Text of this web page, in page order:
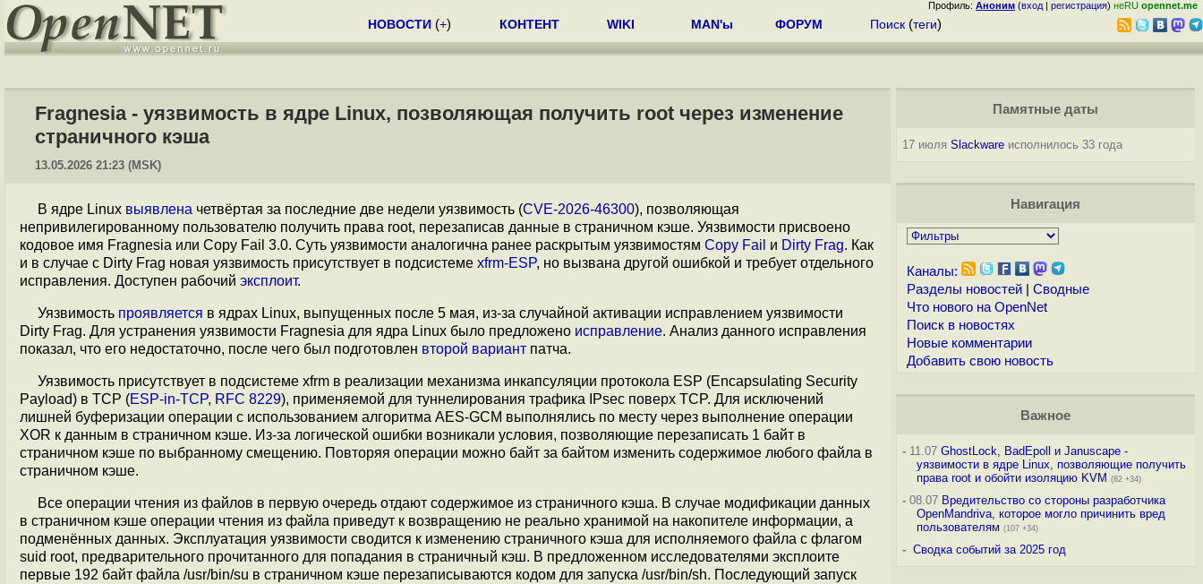
Профиль: Аноним (вход | регистрация) неRU opennet.me
НОВОСТИ (+) КОНТЕНТ WIKI MAN'ы ФОРУМ Поиск (теги)
Fragnesia - уязвимость в ядре Linux, позволяющая получить root через изменение
страничного кэша
13.05.2026 21:23 (MSK)
В ядре Linux выявлена четвёртая за последние две недели уязвимость (CVE-2026-46300), позволяющая
непривилегированному пользователю получить права root, перезаписав данные в страничном кэше. Уязвимости присвоено
кодовое имя Fragnesia или Copy Fail 3.0. Суть уязвимости аналогична ранее раскрытым уязвимостям Copy Fail и Dirty Frag. Как
и в случае с Dirty Frag новая уязвимость присутствует в подсистеме xfrm-ESP, но вызвана другой ошибкой и требует отдельного
исправления. Доступен рабочий эксплоит.
Уязвимость проявляется в ядрах Linux, выпущенных после 5 мая, из-за случайной активации исправлением уязвимости
Dirty Frag. Для устранения уязвимости Fragnesia для ядра Linux было предложено исправление. Анализ данного исправления
показал, что его недостаточно, после чего был подготовлен второй вариант патча.
Уязвимость присутствует в подсистеме xfrm в реализации механизма инкапсуляции протокола ESP (Encapsulating Security
Payload) в TCP (ESP-in-TCP, RFC 8229), применяемой для туннелирования трафика IPsec поверх TCP. Для исключений
лишней буферизации операции с использованием алгоритма AES-GCM выполнялись по месту через выполнение операции
XOR к данным в страничном кэше. Из-за логической ошибки возникали условия, позволяющие перезаписать 1 байт в
страничном кэше по выбранному смещению. Повторяя операции можно байт за байтом изменить содержимое любого файла в
страничном кэше.
Все операции чтения из файлов в первую очередь отдают содержимое из страничного кэша. В случае модификации данных
в страничном кэше операции чтения из файла приведут к возвращению не реально хранимой на накопителе информации, а
подменённых данных. Эксплуатация уязвимости сводится к изменению страничного кэша для исполняемого файла с флагом
suid root, предварительного прочитанного для попадания в страничный кэш. В предложенном исследователями эксплоите
первые 192 байт файла /usr/bin/su в страничном кэше перезаписываются кодом для запуска /usr/bin/sh. Последующий запуск
Памятные даты
17 июля Slackwareисполнилось 33 года
Навигация
Каналы:
Разделы новостей| Сводные
Что нового на OpenNet
Поиск в новостях
Новые комментарии
Добавить свою новость
Важное
-11.07 GhostLock, BadEpoll и Januscape -
уязвимости в ядре Linux, позволяющие получить
права root и обойти изоляцию KVM (82 +34)
-08.07 Вредительство со стороны разработчика
OpenMandriva, которое могло причинить вред
пользователям (107 +34)
- Сводка событий за 2025 год